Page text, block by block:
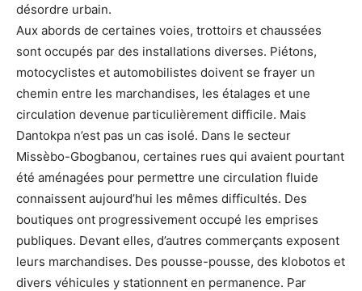
désordre urbain.
Aux abords de certaines voies, trottoirs et chaussées
sont occupés par des installations diverses. Piétons,
motocyclistes et automobilistes doivent se frayer un
chemin entre les marchandises, les étalages et une
circulation devenue particulièrement difficile. Mais
Dantokpa n’est pas un cas isolé. Dans le secteur
Missèbo-Gbogbanou, certaines rues qui avaient pourtant
été aménagées pour permettre une circulation fluide
connaissent aujourd’hui les mêmes difficultés. Des
boutiques ont progressivement occupé les emprises
publiques. Devant elles, d’autres commerçants exposent
leurs marchandises. Des pousse-pousse, des klobotos et
divers véhicules y stationnent en permanence. Par